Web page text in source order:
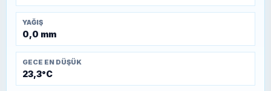
YAĞIŞ
0,0 mm
GECE EN DÜŞÜK
23,3°C